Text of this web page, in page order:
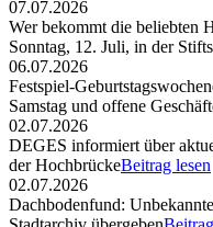
07.07.2026
Wer bekommt die beliebten
Sonntag, 12. Juli, in der
06.07.2026
Festspiel-
Samstag und offene
02.07.2026
DEGES informiert über
der HochbrückeBeitrag lesen
02.07.2026
Dachbodenfund: